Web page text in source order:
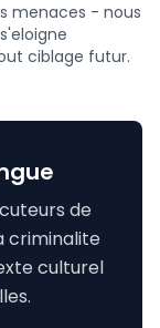
menaces - nous
ciblage futur.
de
criminalite
culturel